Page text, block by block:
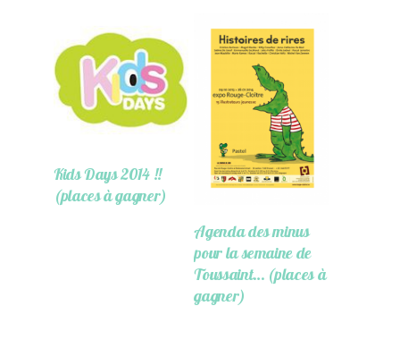
Kids Days 2014 !!
(places à gagner)
Agenda des minus
pour la semaine de
Toussaint… (places à
gagner)